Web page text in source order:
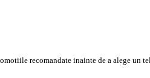
recomandate inainte de a alege un